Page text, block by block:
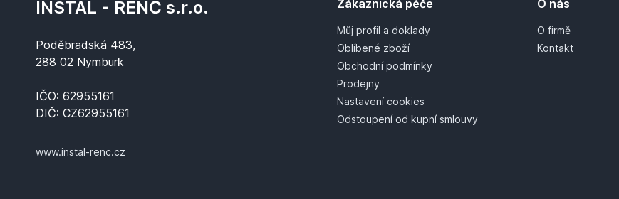
INSTAL - RENČ s.r.o.
Poděbradská 483,
288 02 Nymburk
IČO: 62955161
DIČ: CZ62955161
www.instal-renc.cz
Zákaznická péče
Můj profil a doklady
Oblíbené zboží
Obchodní podmínky
Prodejny
Nastavení cookies
Odstoupení od kupní smlouvy
O nás
O firmě
Kontakt